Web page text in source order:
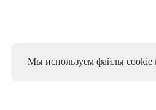
Мы используем файлы cookie